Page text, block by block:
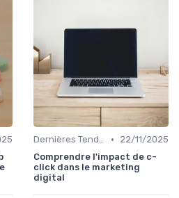
Dernières Tendances en Marketing Digital •
22/11/2025
Comprendre l'impact de c-
click dans le marketing
digital